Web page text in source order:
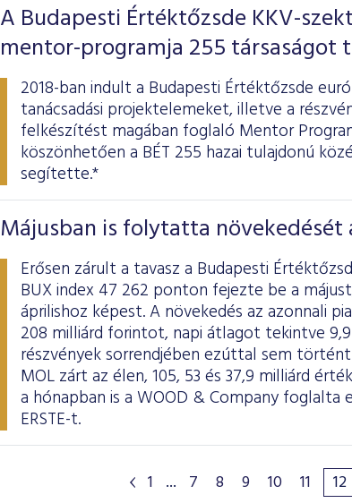
A Budapesti Értéktőzsde KKV-
mentor-programja 255
2018-ban indult a Budapesti Értéktőzsde
tanácsadási projektelemeket, illetve a
felkészítést magában foglaló Mentor
köszönhetően a BÉT 255 hazai tulajdonú
segítette.*
Májusban is folytatta növekedését
Erősen zárult a tavasz a Budapesti
BUX index 47 262 ponton fejezte be a
áprilishoz képest. A növekedés az azonnali
208 milliárd forintot, napi átlagot tekintve
részvények sorrendjében ezúttal sem történt
MOL zárt az élen, 105, 53 és 37,9 milliárd
a hónapban is a WOOD & Company
ERSTE-t.
1 ... 7 8 9 10 11 12